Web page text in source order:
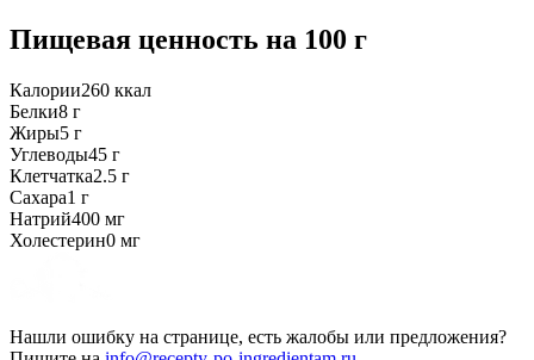
Пищевая ценность на 100 г
Калории260 ккал
Белки8 г
Жиры5 г
Углеводы45 г
Клетчатка2.5 г
Сахара1 г
Натрий400 мг
Холестерин0 мг
Нашли ошибку на странице, есть жалобы или предложения?